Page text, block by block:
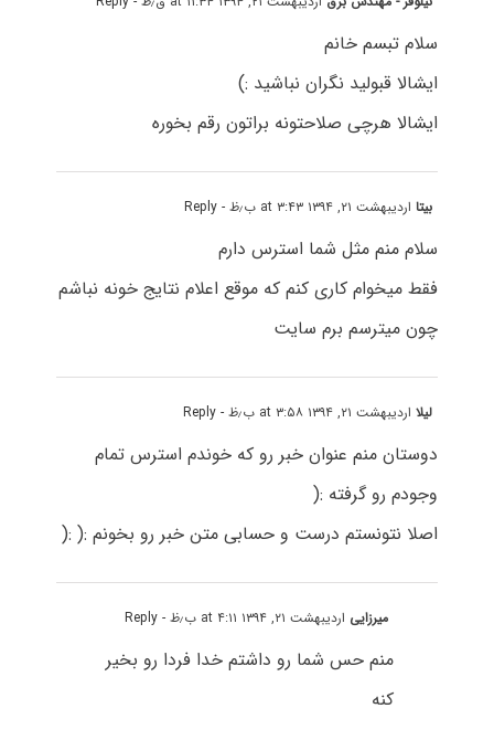
سلام تبسم خانم
ایشالا قبولید نگران نباشید :)
ایشالا هرچی صلاحتونه براتون رقم بخوره
بیتااردیبهشت ۲۱, ۱۳۹۴ at ۳:۴۳ ب٫ظ - Reply
سلام منم مثل شما استرس دارم
فقط میخوام کاری کنم که موقع اعلام نتایج خونه نباشم
چون میترسم برم سایت
لیلااردیبهشت ۲۱, ۱۳۹۴ at ۳:۵۸ ب٫ظ - Reply
دوستان منم عنوان خبر رو که خوندم استرس تمام
وجودم رو گرفته :(
اصلا نتونستم درست و حسابی متن خبر رو بخونم :( :(
میرزایی اردیبهشت ۲۱, ۱۳۹۴ at ۴:۱۱ ب٫ظ - Reply
منم حس شما رو داشتم خدا فردا رو بخیر
کنه